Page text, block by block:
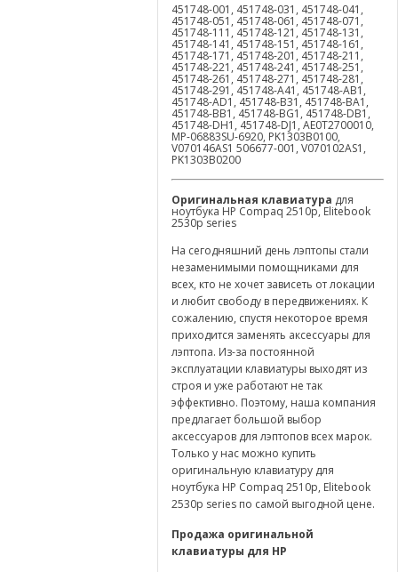
451748-001, 451748-031, 451748-041,
451748-051, 451748-061, 451748-071,
451748-111, 451748-121, 451748-131,
451748-141, 451748-151, 451748-161,
451748-171, 451748-201, 451748-211,
451748-221, 451748-241, 451748-251,
451748-261, 451748-271, 451748-281,
451748-291, 451748-A41, 451748-AB1,
451748-AD1, 451748-B31, 451748-BA1,
451748-BB1, 451748-BG1, 451748-DB1,
451748-DH1, 451748-DJ1, AE0T2700010,
MP-06883SU-6920, PK1303B0100,
V070146AS1 506677-001, V070102AS1,
PK1303B0200
Оригинальная клавиатура для
ноутбука HP Compaq 2510p, Elitebook
2530p series
На сегодняшний день лэптопы стали
незаменимыми помощниками для
всех, кто не хочет зависеть от локации
и любит свободу в передвижениях. К
сожалению, спустя некоторое время
приходится заменять аксессуары для
лэптопа. Из-за постоянной
эксплуатации клавиатуры выходят из
строя и уже работают не так
эффективно. Поэтому, наша компания
предлагает большой выбор
аксессуаров для лэптопов всех марок.
Только у нас можно купить
оригинальную клавиатуру для
ноутбука HP Compaq 2510p, Elitebook
2530p series по самой выгодной цене.
Продажа оригинальной
клавиатуры для HP